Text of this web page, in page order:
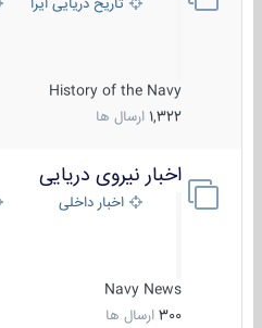
تاریخ دریایی ایران
History of the Navy
1,322 ارسال ها
اخبار نیروی دریایی
اخبار داخلی
Navy News
300 ارسال ها